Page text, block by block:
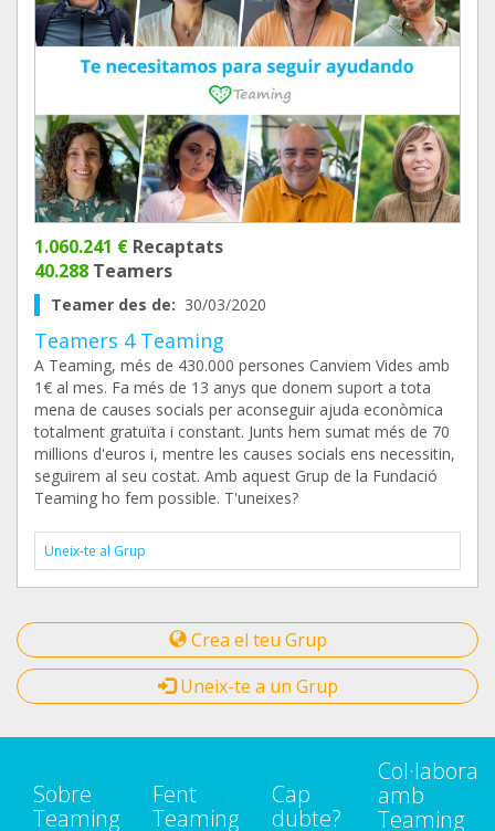
1.060.241 € Recaptats
40.288 Teamers
Teamer des de: 30/03/2020
Teamers 4 Teaming
A Teaming, més de 430.000 persones Canviem Vides amb
1€ al mes. Fa més de 13 anys que donem suport a tota
mena de causes socials per aconseguir ajuda econòmica
totalment gratuïta i constant. Junts hem sumat més de 70
millions d'euros i, mentre les causes socials ens necessitin,
seguirem al seu costat. Amb aquest Grup de la Fundació
Teaming ho fem possible. T'uneixes?
Uneix-te al Grup
Crea el teu Grup
Uneix-te a un Grup
Sobre
Teaming
Fent
Teaming
Cap
dubte?
Col·labora
amb
Teaming